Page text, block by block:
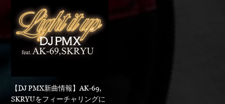
【DJ PMX新曲情報】AK-69,
SKRYUをフィーチャリングに